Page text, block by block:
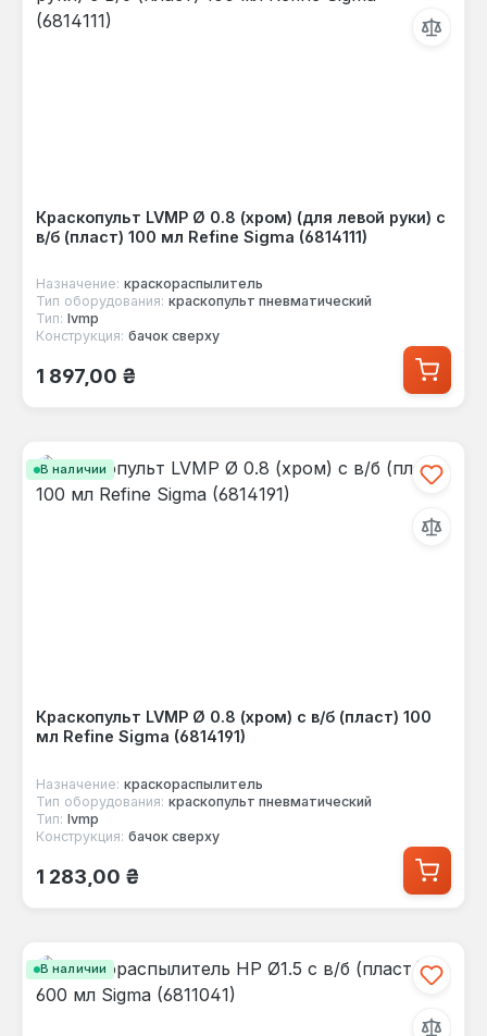
Краскопульт LVMP Ø 0.8 (хром) (для левой руки) с
в/б (пласт) 100 мл Refine Sigma (6814111)
Назначение: краскораспылитель
Тип оборудования: краскопульт пневматический
Тип: lvmp
Конструкция: бачок сверху
Обычная цена:
1 897,00 ₴
В наличии
Краскопульт LVMP Ø 0.8 (хром) с в/б (пласт) 100
мл Refine Sigma (6814191)
Назначение: краскораспылитель
Тип оборудования: краскопульт пневматический
Тип: lvmp
Конструкция: бачок сверху
Обычная цена:
1 283,00 ₴
В наличии